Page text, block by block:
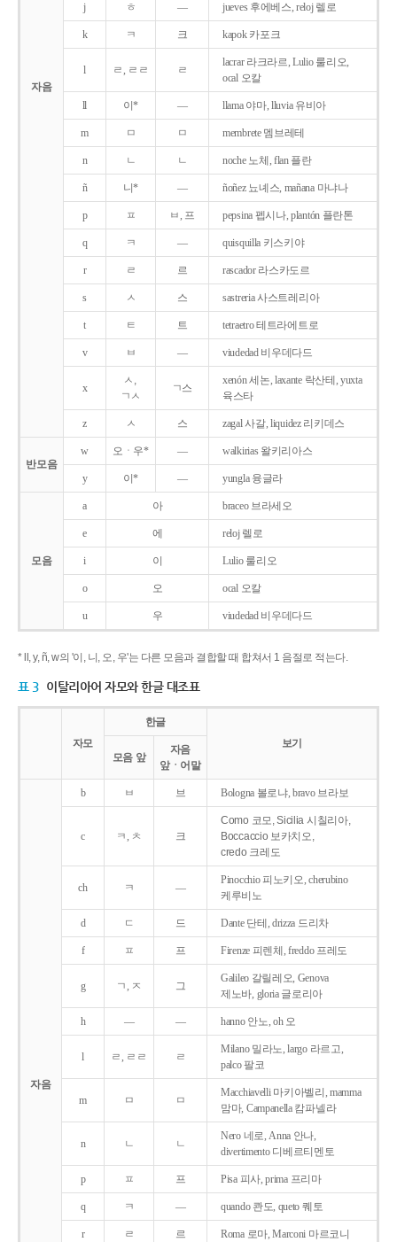
자음
j ㅎ ― jueves 후에베스, reloj 렐로
k ㅋ 크 kapok 카포크
l ㄹ, ㄹㄹ ㄹ
lacrar 라크라르, Lulio 룰리오,
ocal 오칼
ll 이* ― llama 야마, lluvia 유비아
m ㅁ ㅁ membrete 멤브레테
n ㄴ ㄴ noche 노체, flan 플란
ñ 니* ― ñoñez 뇨녜스, mañana 마냐나
p ㅍ ㅂ, 프 pepsina 펩시나, plantón 플란톤
q ㅋ ― quisquilla 키스키야
r ㄹ 르 rascador 라스카도르
s ㅅ 스 sastreria 사스트레리아
t ㅌ 트 tetraetro 테트라에트로
v ㅂ ― viudedad 비우데다드
x
ㅅ,
ㄱㅅ
ㄱ스
xenón 세논, laxante 락산테, yuxta
육스타
z ㅅ 스 zagal 사갈, liquidez 리키데스
반모음
w 오ㆍ우* ― walkirias 왈키리아스
y 이* ― yungla 융글라
모음
a 아 braceo 브라세오
e 에 reloj 렐로
i 이 Lulio 룰리오
o 오 ocal 오칼
u 우 viudedad 비우데다드
* ll, y, ñ, w의 '이, 니, 오, 우'는 다른 모음과 결합할 때 합쳐서 1 음절로 적는다.
표 3 이탈리아어 자모와 한글 대조표
자모
한글
보기
모음 앞
자음
앞ㆍ어말
자음
b ㅂ 브 Bologna 볼로냐, bravo 브라보
c ㅋ, ㅊ 크
Como 코모, Sicilia 시칠리아,
Boccaccio 보카치오,
credo 크레도
ch ㅋ ―
Pinocchio 피노키오, cherubino
케루비노
d ㄷ 드 Dante 단테, drizza 드리차
f ㅍ 프 Firenze 피렌체, freddo 프레도
g ㄱ, ㅈ 그
Galileo 갈릴레오, Genova
제노바, gloria 글로리아
h ― ― hanno 안노, oh 오
l ㄹ, ㄹㄹ ㄹ
Milano 밀라노, largo 라르고,
palco 팔코
m ㅁ ㅁ
Macchiavelli 마키아벨리, mamma
맘마, Campanella 캄파넬라
n ㄴ ㄴ
Nero 네로, Anna 안나,
divertimento 디베르티멘토
p ㅍ 프 Pisa 피사, prima 프리마
q ㅋ ― quando 콴도, queto 퀘토
r ㄹ 르 Roma 로마, Marconi 마르코니